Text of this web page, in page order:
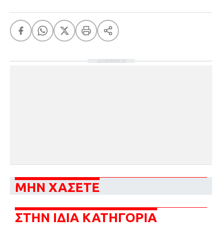
ΔΙΑΦΗΜΙΣΗ
ΜΗΝ ΧΑΣΕΤΕ
ΣΤΗΝ ΙΔΙΑ ΚΑΤΗΓΟΡΙΑ